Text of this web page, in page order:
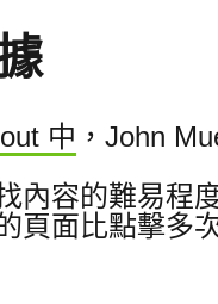
中 ，John
內容的難易程
頁面比點擊多